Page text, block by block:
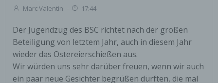
Marc Valentin - 17:44
Der Jugendzug des BSC richtet nach der großen
Beteiligung von letztem Jahr, auch in diesem Jahr
wieder das Ostereierschießen aus.
Wir würden uns sehr darüber freuen, wenn wir auch
ein paar neue Gesichter begrüßen dürften, die mal